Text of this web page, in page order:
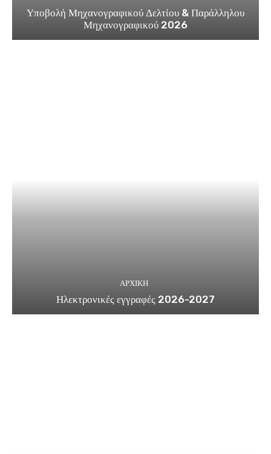
Υποβολή Μηχανογραφικού Δελτίου & Παράλληλου
Μηχανογραφικού 2026
ΑΡΧΙΚΗ
Ηλεκτρονικές εγγραφές 2026-2027